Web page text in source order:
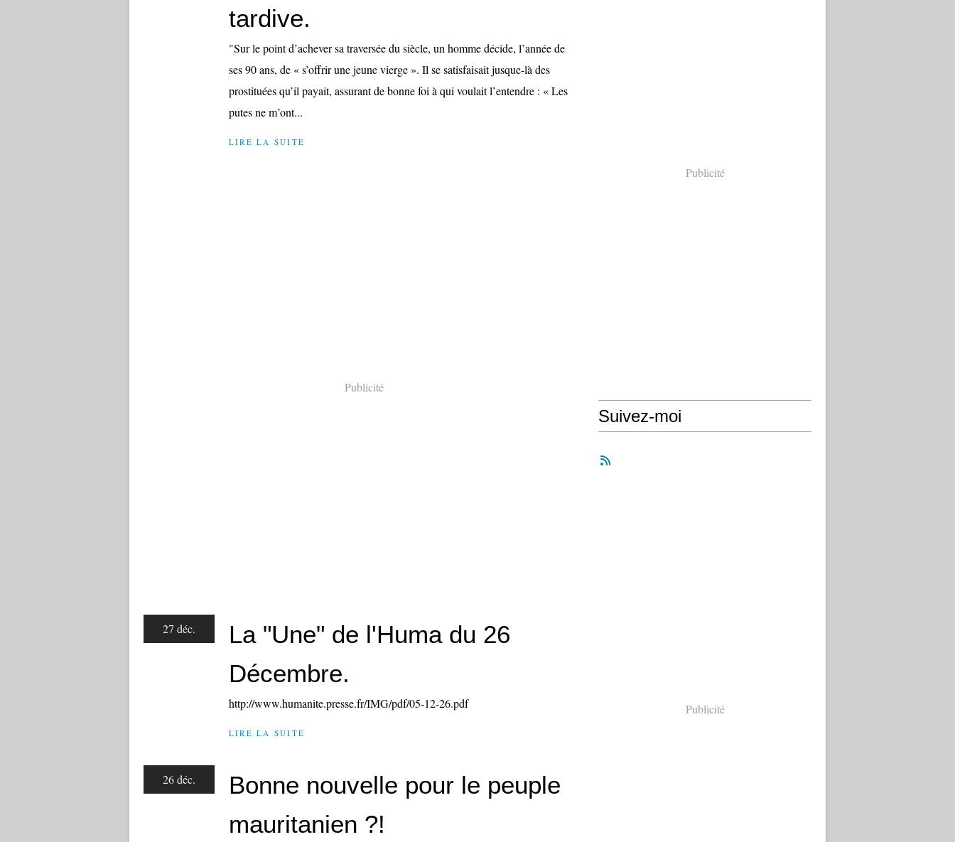
tardive.
"Sur le point d’achever sa traversée du siècle, un homme décide, l’année de
ses 90 ans, de « s’offrir une jeune vierge ». Il se satisfaisait jusque-là des
prostituées qu’il payait, assurant de bonne foi à qui voulait l’entendre : « Les
putes ne m’ont...
LIRE LA SUITE
Publicité
27 déc.
La "Une" de l'Huma du 26
Décembre.
http://www.humanite.presse.fr/IMG/pdf/05-12-26.pdf
LIRE LA SUITE
26 déc.
Bonne nouvelle pour le peuple
mauritanien ?!
Publicité
Suivez-moi
Publicité